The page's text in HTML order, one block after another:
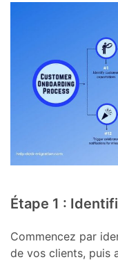
Étape 1 :
Commencez par
de vos clients, puis